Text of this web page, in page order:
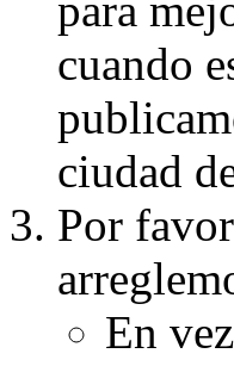
para
cuando
ciudad
Por
En